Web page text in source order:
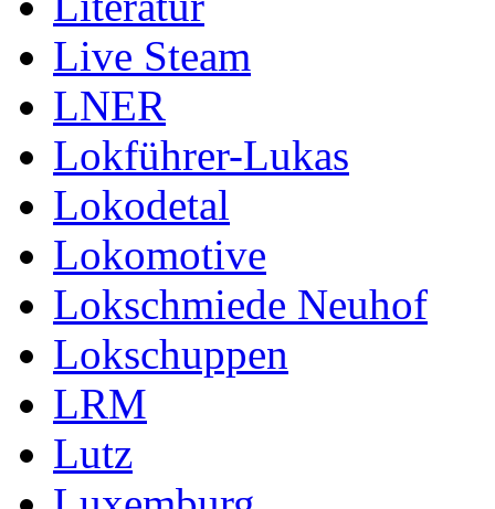
Live Steam
LNER
Lokführer-Lukas
Lokodetal
Lokomotive
Lokschmiede Neuhof
Lokschuppen
LRM
Lutz